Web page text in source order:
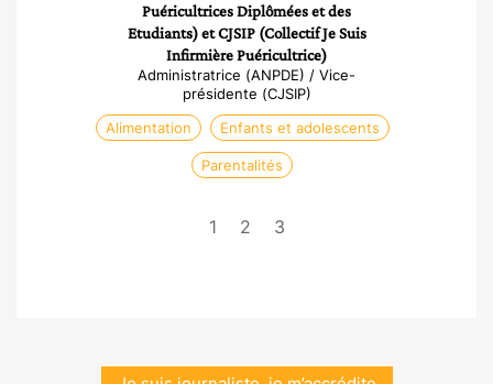
Puéricultrices Diplômées et des
Etudiants) et CJSIP (Collectif Je Suis
Infirmière Puéricultrice)
Administratrice (ANPDE) / Vice-
présidente (CJSIP)
Alimentation
Enfants et adolescents
Parentalités
1 2 3